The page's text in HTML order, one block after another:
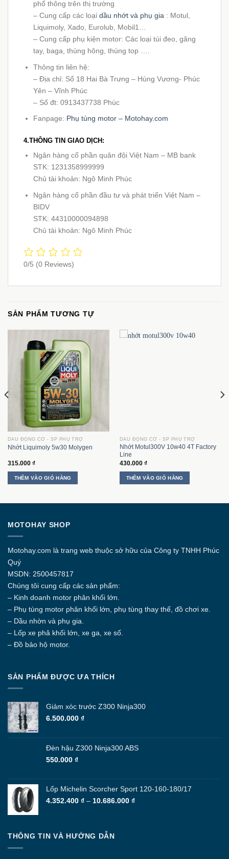
phổ thông trên thị trường
– Cung cấp các loại dầu nhớt và phụ gia : Motul,
Liquimoly, Xado, Eurolub, Mobil1…
– Cung cấp phụ kiện motor: Các loại túi đeo, găng
tay, baga, thùng hông, thùng top ….
Thông tin liên hệ:
– Địa chỉ: Số 18 Hai Bà Trưng – Hùng Vương- Phúc
Yên – Vĩnh Phúc
– Số đt: 0913437738 Phúc
Fanpage: Phụ tùng motor – Motohay.com
4.THÔNG TIN GIAO DỊCH:
Ngân hàng cổ phần quân đội Việt Nam – MB bank
STK: 1231358999999
Chủ tài khoản: Ngô Minh Phúc
Ngân hàng cổ phần đầu tư và phát triển Việt Nam –
BIDV
STK: 44310000094898
Chủ tài khoản: Ngô Minh Phúc
0/5 (0 Reviews)
SẢN PHẨM TƯƠNG TỰ
DẦU ĐỘNG CƠ - SP PHỤ TRỢ
Nhớt Liquimoly 5w30 Molygen
315.000 ₫
THÊM VÀO GIỎ HÀNG
DẦU ĐỘNG CƠ - SP PHỤ TRỢ
Nhớt Motul300V 10w40 4T Factory
Line
430.000 ₫
THÊM VÀO GIỎ HÀNG
MOTOHAY SHOP
Motohay.com là trang web thuộc sở hữu của Công ty TNHH Phúc
Quý
MSDN: 2500457817
Chúng tôi cung cấp các sản phẩm:
– Kinh doanh motor phân khối lớn.
– Phụ tùng motor phân khối lớn, phụ tùng thay thế, đồ chơi xe.
– Dầu nhờn và phụ gia.
– Lốp xe phâ khối lớn, xe ga, xe số.
– Đồ bảo hộ motor.
SẢN PHẨM ĐƯỢC ƯA THÍCH
Giảm xóc trước Z300 Ninja300
6.500.000 ₫
Đèn hậu Z300 Ninja300 ABS
550.000 ₫
Lốp Michelin Scorcher Sport 120-160-180/17
4.352.400 ₫ – 10.686.000 ₫Khoảng
THÔNG TIN VÀ HƯỚNG DẪN